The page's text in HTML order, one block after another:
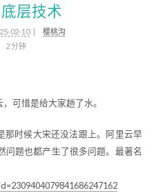
层技术
02-10
樱桃沟
2 分钟
可惜是给大家趟了水。
那时候大宋还没法跟上。阿里云早
问题也都产生了很多问题。最著名